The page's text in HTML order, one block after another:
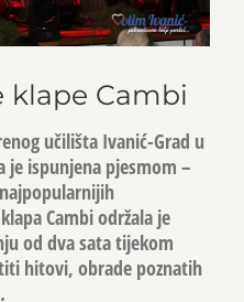
klape Cambi
učilišta Ivanić-Grad u
je ispunjena pjesmom –
Cambi održala je
od dva sata tijekom
hitovi, obrade poznatih